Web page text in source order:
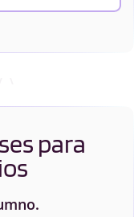
para